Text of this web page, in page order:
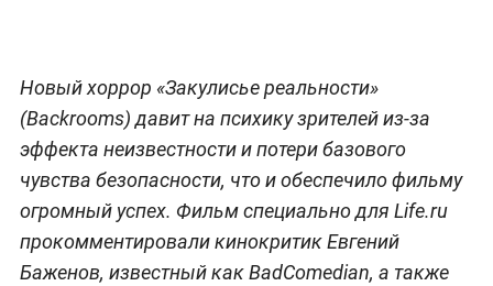
Новый хоррор «Закулисье реальности»
(Backrooms) давит на психику зрителей из‑за
эффекта неизвестности и потери базового
чувства безопасности, что и обеспечило фильму
огромный успех. Фильм специально для Life.ru
прокомментировали кинокритик Евгений
Баженов, известный как BadComedian, а также